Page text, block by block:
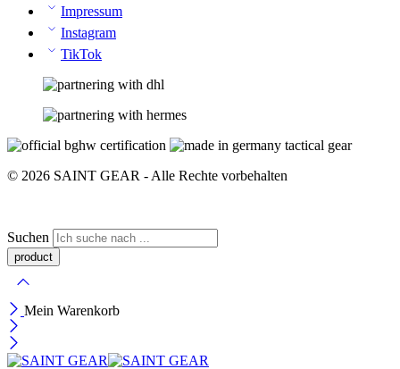
Impressum
Instagram
TikTok
© 2026 SAINT GEAR - Alle Rechte vorbehalten
Suchen
Mein Warenkorb